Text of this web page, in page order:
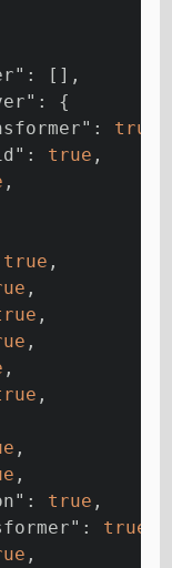
: [],
: {
: true
: true ,
,
true ,
,
,
,
,
,
,
,
: true ,
: true
,